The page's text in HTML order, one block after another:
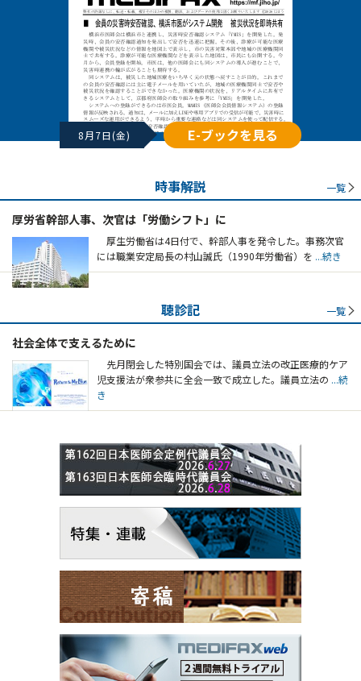
8月7日(金) E-ブックを見る
時事解説 一覧
厚労省幹部人事、次官は「労働シフト」に
厚生労働省は4日付で、幹部人事を発令した。事務次官
には職業安定局長の村山誠氏（1990年労働省）を ...続き
聴診記 一覧
社会全体で支えるために
先月閉会した特別国会では、議員立法の改正医療的ケア
児支援法が衆参共に全会一致で成立した。議員立法の ...続
き